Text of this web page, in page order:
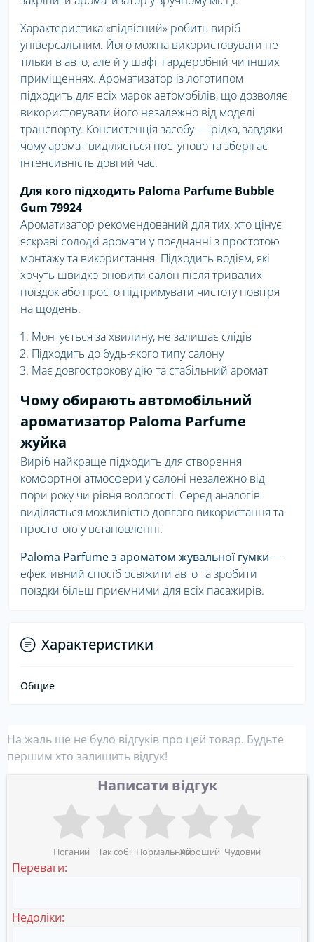
Характеристика «підвісний» робить виріб
універсальним. Його можна використовувати не
тільки в авто, але й у шафі, гардеробній чи інших
приміщеннях. Ароматизатор із логотипом
підходить для всіх марок автомобілів, що дозволяє
використовувати його незалежно від моделі
транспорту. Консистенція засобу — рідка, завдяки
чому аромат виділяється поступово та зберігає
інтенсивність довгий час.
Для кого підходить Paloma Parfume Bubble
Gum 79924
Ароматизатор рекомендований для тих, хто цінує
яскраві солодкі аромати у поєднанні з простотою
монтажу та використання. Підходить водіям, які
хочуть швидко оновити салон після тривалих
поїздок або просто підтримувати чистоту повітря
на щодень.
Монтується за хвилину, не залишає слідів
Підходить до будь-якого типу салону
Має довгострокову дію та стабільний аромат
Чому обирають автомобільний
ароматизатор Paloma Parfume
жуйка
Виріб найкраще підходить для створення
комфортної атмосфери у салоні незалежно від
пори року чи рівня вологості. Серед аналогів
виділяється можливістю довгого використання та
простотою у встановленні.
Paloma Parfume з ароматом жувальної гумки —
ефективний спосіб освіжити авто та зробити
поїздки більш приємними для всіх пасажирів.
Характеристики
Общие
На жаль ще не було відгуків про цей товар. Будьте
першим хто залишить відгук!
Написати відгук
Поганий Так собі НормальнийХороший Чудовий
Переваги:
Недоліки: